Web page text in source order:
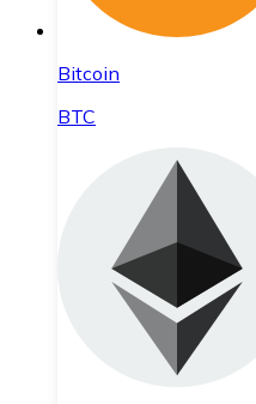
Bitcoin
BTC